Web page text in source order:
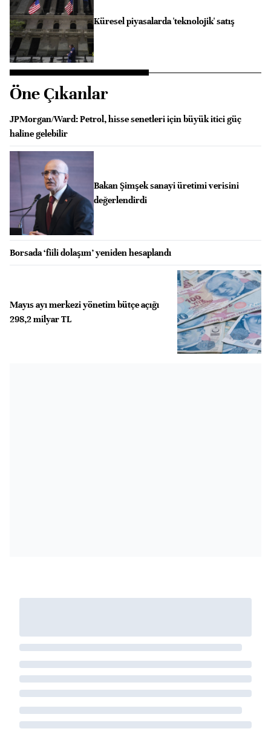
Küresel piyasalarda 'teknolojik' satış
Öne Çıkanlar
JPMorgan/Ward: Petrol, hisse senetleri için büyük itici güç
haline gelebilir
Bakan Şimşek sanayi üretimi verisini
değerlendirdi
Borsada ‘fiili dolaşım’ yeniden hesaplandı
Mayıs ayı merkezi yönetim bütçe açığı
298,2 milyar TL